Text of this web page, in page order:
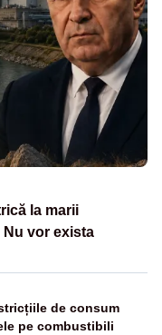
la marii
vor exista
de consum
pe combustibili